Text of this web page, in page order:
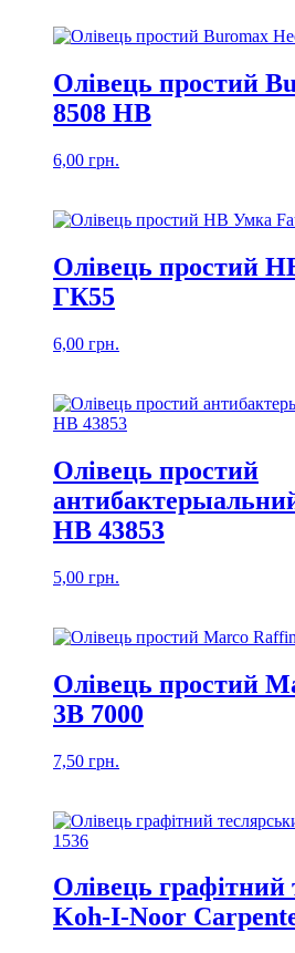
Олівець простий
8508 HB
6,00 грн.
Олівець простий
ГК55
6,00 грн.
Олівець простий
HB 43853
5,00 грн.
Олівець простий
3B 7000
7,50 грн.
Олівець графітний
Koh-I-Noor